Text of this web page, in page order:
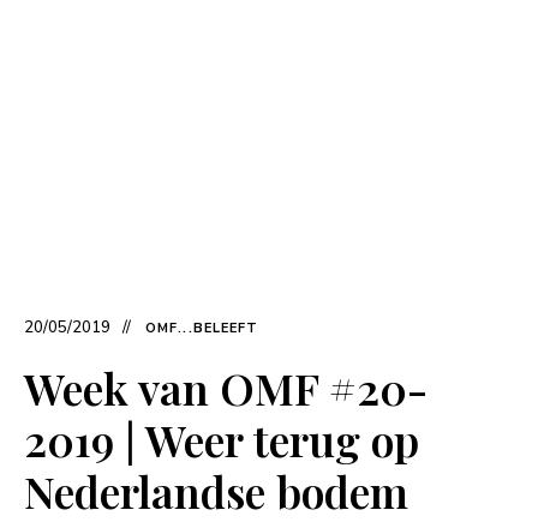
20/05/2019 OMF...BELEEFT
Week van OMF #20-
2019 | Weer terug op
Nederlandse bodem